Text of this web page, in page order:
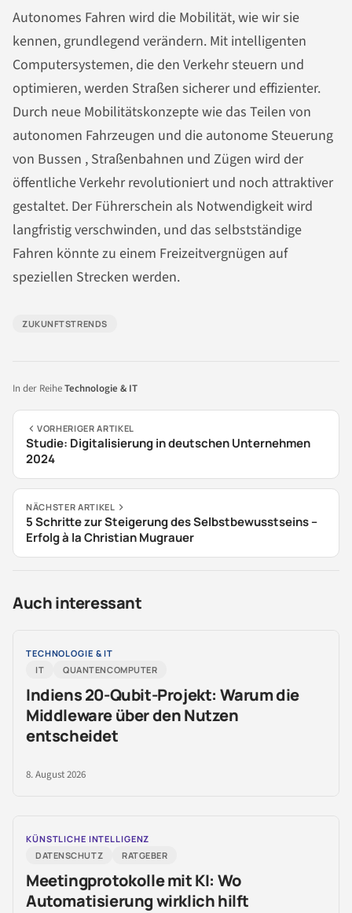
Autonomes Fahren wird die Mobilität, wie wir sie
kennen, grundlegend verändern. Mit intelligenten
Computersystemen, die den Verkehr steuern und
optimieren, werden Straßen sicherer und effizienter.
Durch neue Mobilitätskonzepte wie das Teilen von
autonomen Fahrzeugen und die autonome Steuerung
von Bussen , Straßenbahnen und Zügen wird der
öffentliche Verkehr revolutioniert und noch attraktiver
gestaltet. Der Führerschein als Notwendigkeit wird
langfristig verschwinden, und das selbstständige
Fahren könnte zu einem Freizeitvergnügen auf
speziellen Strecken werden.
ZUKUNFTSTRENDS
In der ReiheTechnologie & IT
VORHERIGER ARTIKEL
Studie: Digitalisierung in deutschen Unternehmen
2024
NÄCHSTER ARTIKEL
5 Schritte zur Steigerung des Selbstbewusstseins –
Erfolg à la Christian Mugrauer
Auch interessant
TECHNOLOGIE & IT
IT
QUANTENCOMPUTER
Indiens 20-Qubit-Projekt: Warum die
Middleware über den Nutzen
entscheidet
8. August 2026
KÜNSTLICHE INTELLIGENZ
DATENSCHUTZ
RATGEBER
Meetingprotokolle mit KI: Wo
Automatisierung wirklich hilft